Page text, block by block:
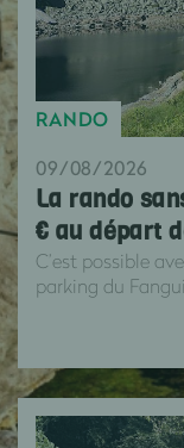
RANDO
09/08/2026
La rando
€ au départ
C’est possible
parking du